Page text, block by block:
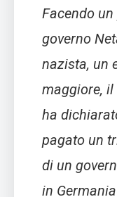
Facendo
governo
nazista, un
maggiore, il
ha
pagato un
di un
in